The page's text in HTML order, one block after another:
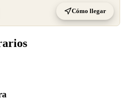
Cómo llegar